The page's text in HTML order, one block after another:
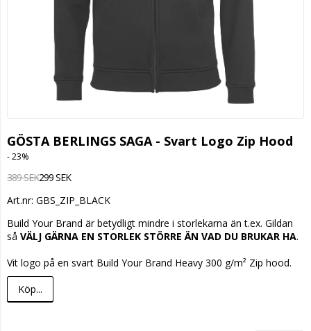
GÖSTA BERLINGS SAGA - Svart Logo Zip Hood
- 23%
389 SEK299 SEK
Art.nr: GBS_ZIP_BLACK
Build Your Brand är betydligt mindre i storlekarna än t.ex. Gildan
så VÄLJ GÄRNA EN STORLEK STÖRRE ÄN VAD DU BRUKAR HA.
Köp...